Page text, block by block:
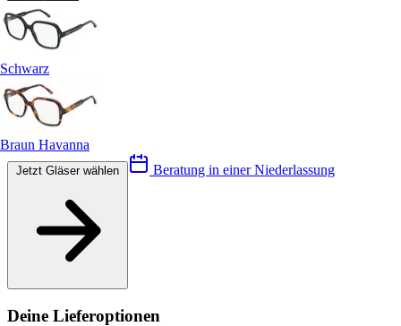
Schwarz
Braun Havanna
Beratung in einer Niederlassung
Deine Lieferoptionen